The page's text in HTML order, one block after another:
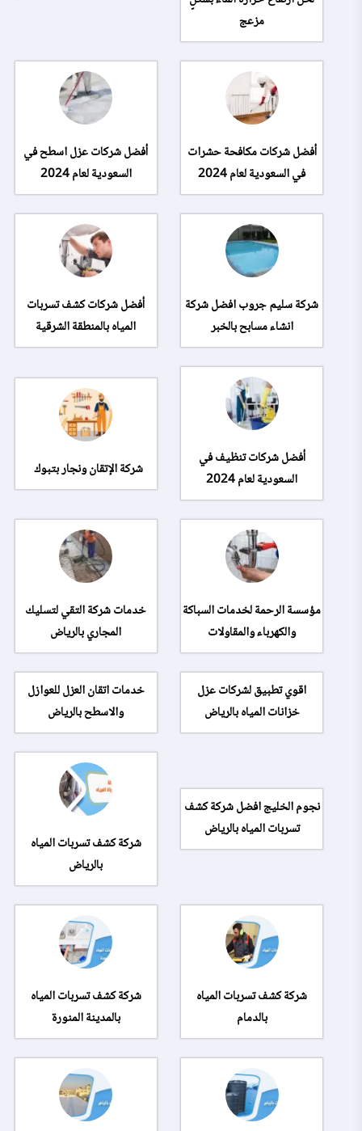
مزعج
أفضل شركات مكافحة حشرات
في السعودية لعام 2024
أفضل شركات عزل اسطح في
السعودية لعام 2024
شركة سليم جروب افضل شركة
انشاء مسابح بالخبر
أفضل شركات كشف تسربات
المياه بالمنطقة الشرقية
أفضل شركات تنظيف في
السعودية لعام 2024
شركة الإتقان ونجار بتبوك
مؤسسة الرحمة لخدمات السباكة
والكهرباء والمقاولات
خدمات شركة التقي لتسليك
المجاري بالرياض
اقوي تطبيق لشركات عزل
خزانات المياه بالرياض
خدمات اتقان العزل للعوازل
والاسطح بالرياض
نجوم الخليج افضل شركة كشف
تسربات المياه بالرياض
شركة كشف تسربات المياه
بالرياض
شركة كشف تسربات المياه
بالدمام
شركة كشف تسربات المياه
بالمدينة المنورة